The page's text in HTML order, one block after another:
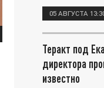
05 АВГУСТА
Теракт под
директора
известно